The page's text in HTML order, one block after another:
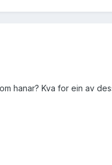
hanar? Kva for ein av